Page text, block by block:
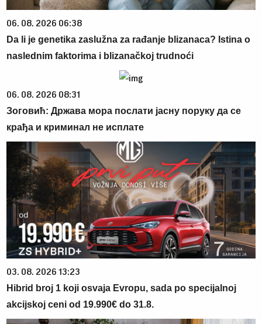
06. 08. 2026 06:38
Da li je genetika zaslužna za rađanje blizanaca? Istina o
naslednim faktorima i blizanačkoj trudnoći
06. 08. 2026 08:31
Зоговић: Држава мора послати јасну поруку да се
крађа и криминал не исплате
03. 08. 2026 13:23
Hibrid broj 1 koji osvaja Evropu, sada po specijalnoj
akcijskoj ceni od 19.990€ do 31.8.